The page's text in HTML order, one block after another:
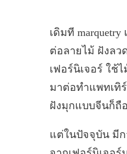
เดิมที
ต่อลายไม้ ฝังลว
เฟอร์นิเจอร์ ใช้
มาต่อทำแพทเทิ
ฝังมุกแบบจีนก็ถื
แต่ในปัจจุบัน มีก